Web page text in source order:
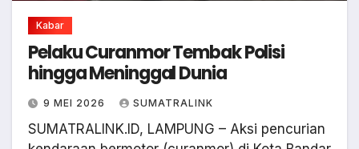
Kabar
Pelaku Curanmor Tembak Polisi
hingga Meninggal Dunia
9 MEI 2026 SUMATRALINK
SUMATRALINK.ID, LAMPUNG – Aksi pencurian